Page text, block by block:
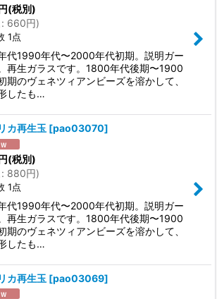
(税別)
: 660円)
1点
代1990年代〜2000年代初期。説明ガー
再生ガラスです。1800年代後期〜1900
期のヴェネツィアンビーズを溶かして、
したも…
カ再生玉 [pao03070]
(税別)
: 880円)
1点
代1990年代〜2000年代初期。説明ガー
再生ガラスです。1800年代後期〜1900
期のヴェネツィアンビーズを溶かして、
したも…
カ再生玉 [pao03069]